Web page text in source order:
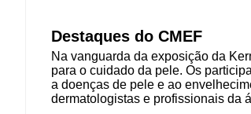
Destaques do CMEF
Na vanguarda da exposição da
para o cuidado da pele. Os
a doenças de pele e ao
dermatologistas e profissionais da